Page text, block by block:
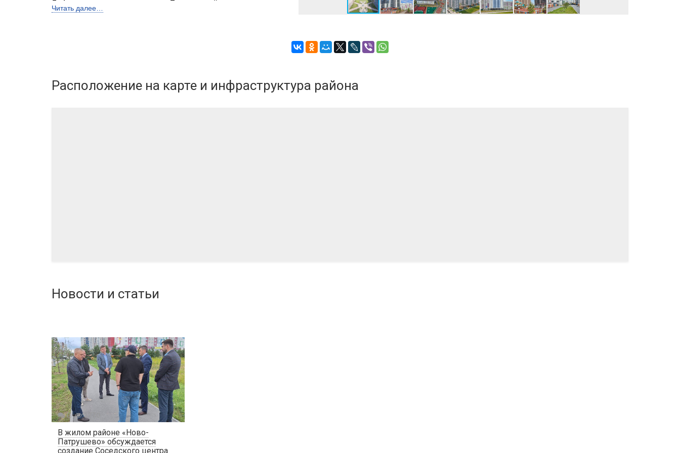
Лифты Пассажирский и грузопасс.
Телефон консультанта
Читать далее…
Расположение на карте и инфраструктура района
Новости и статьи
В жилом районе «Ново-
Патрушево» обсуждается
создание Соседского центра
0 1770